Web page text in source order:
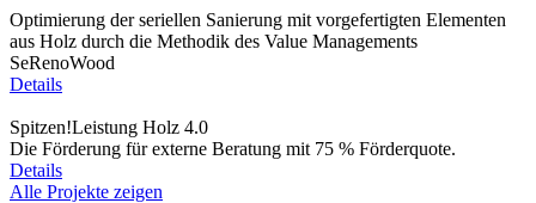
Optimierung der seriellen Sanierung mit vorgefertigten Elementen
aus Holz durch die Methodik des Value Managements
SeRenoWood
Details
Spitzen!Leistung Holz 4.0
Die Förderung für externe Beratung mit 75 % Förderquote.
Details
Alle Projekte zeigen